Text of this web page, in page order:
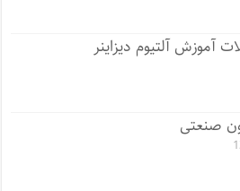
آموزش آلتیوم دیزاینر
صنعتی